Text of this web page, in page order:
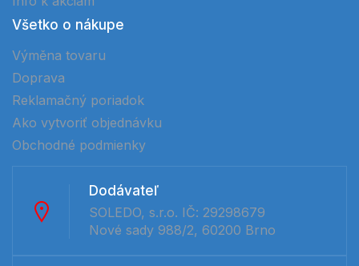
Všetko o nákupe
Výměna tovaru
Doprava
Reklamačný poriadok
Ako vytvoriť objednávku
Obchodné podmienky
Dodávateľ
SOLEDO, s.r.o. IČ: 29298679
Nové sady 988/2, 60200 Brno